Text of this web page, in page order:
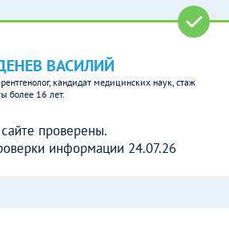
ВАСИЛИЙ
кандидат медицинских наук, стаж
более 16 лет.
проверены.
информации 24.07.26